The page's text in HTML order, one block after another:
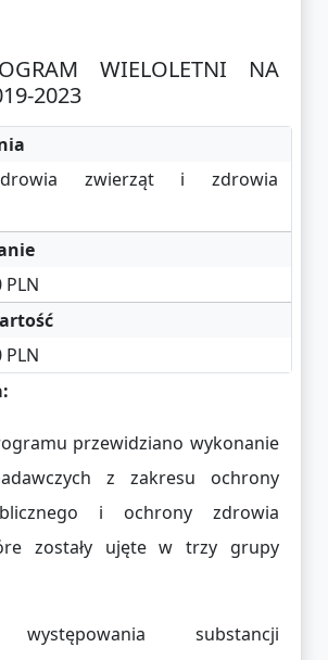
WIELOLETNI NA
2023
zwierząt i zdrowia
PLN
PLN
przewidziano wykonanie
z zakresu ochrony
i ochrony zdrowia
zostały ujęte w trzy grupy
występowania substancji